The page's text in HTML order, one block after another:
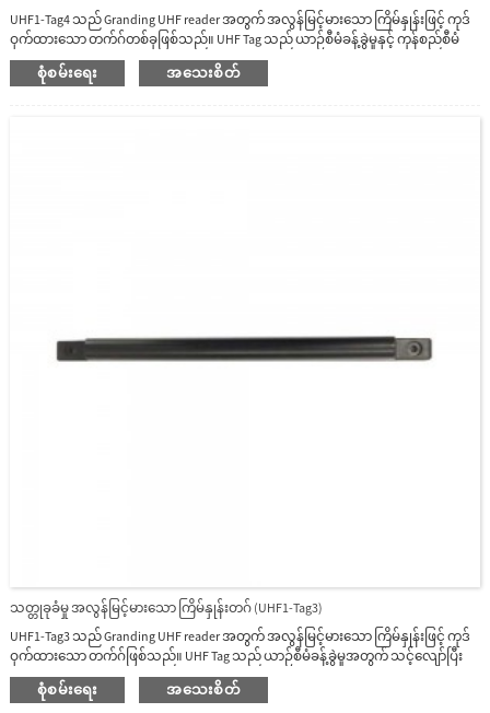
UHF1-Tag4 သည် Granding UHF reader အတွက် အလွန်မြင့်မားသော ကြိမ်နှုန်းဖြင့် ကုဒ်
ဝှက်ထားသော တက်ဂ်တစ်ခုဖြစ်သည်။ UHF Tag သည် ယာဉ်စီမံခန့်ခွဲမှုနှင့် ကုန်စည်စီမံ
ခန့်ခွဲမှုအတွက် သင့်လျော်ပြီး ယာဉ်ရပ်နားရန်နေရာ အက်ပလီကေးရှင်းများတွင် UHF1-10E
နှင့် UHF1-10F အတွက် ကတ်ဖတ်အကွာအဝေးသည် 10 မီတာအထိ ရှိမည်ဖြစ်သည်။
စုံစမ်းရေး အသေးစိတ်
သတ္တုခုခံမှု အလွန်မြင့်မားသော ကြိမ်နှုန်းတဂ် (UHF1-Tag3)
UHF1-Tag3 သည် Granding UHF reader အတွက် အလွန်မြင့်မားသော ကြိမ်နှုန်းဖြင့် ကုဒ်
ဝှက်ထားသော တက်ဂ်ဖြစ်သည်။ UHF Tag သည် ယာဉ်စီမံခန့်ခွဲမှုအတွက် သင့်လျော်ပြီး
ယာဉ်ရပ်နားရန်နေရာ အက်ပလီကေးရှင်းများတွင် UHF1-10E နှင့် UHF1-10F အတွက် ကတ်
ဖတ်အကွာအဝေးသည် 10 မီတာအထိ ရှိမည်ဖြစ်သည်။
စုံစမ်းရေး အသေးစိတ်